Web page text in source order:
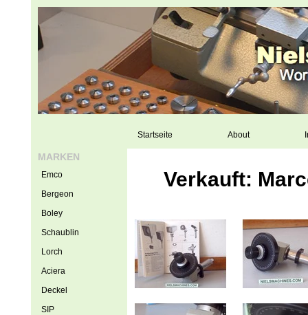
Startseite About
Verkauft:
MARKEN
Emco
Bergeon
Boley
Schaublin
Lorch
Aciera
Deckel
SIP